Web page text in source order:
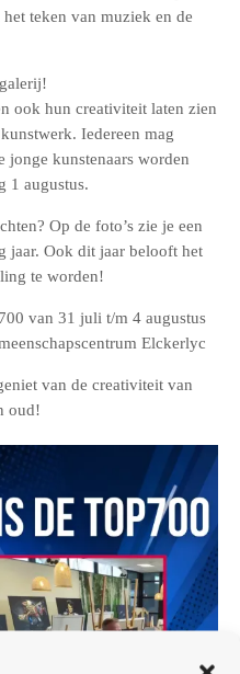
het teken van muziek en de
ook hun creativiteit laten zien
Iedereen mag
jonge kunstenaars worden
1 augustus.
Op de foto’s zie je een
jaar. Ook dit jaar belooft het
te worden!
van 31 juli t/m 4 augustus
Elckerlyc
van de creativiteit van
oud!